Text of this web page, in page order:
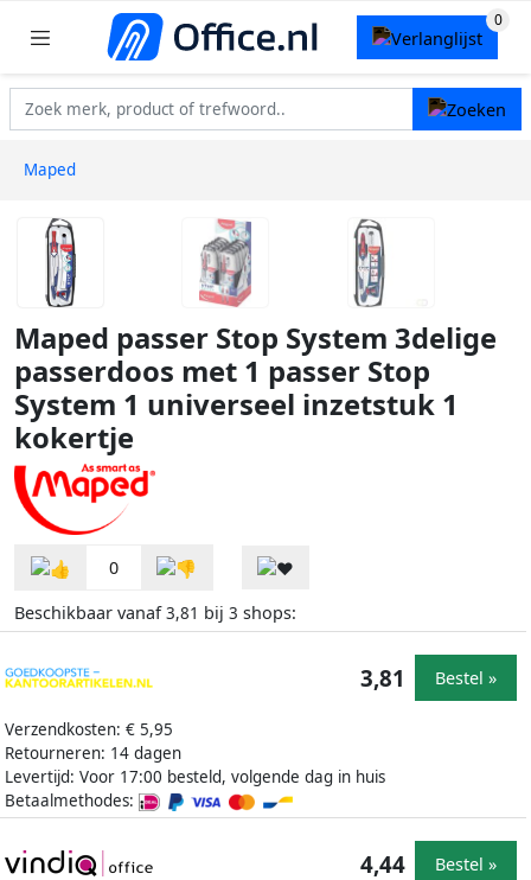
Maped
Maped passer Stop System 3delige
passerdoos met 1 passer Stop
System 1 universeel inzetstuk 1
kokertje
0
Beschikbaar vanaf3,81 bij 3 shops:
Verzendkosten: € 5,95
Retourneren: 14 dagen
Levertijd: Voor 17:00 besteld, volgende dag in huis
Betaalmethodes:
3,81 Bestel »
4,44 Bestel »